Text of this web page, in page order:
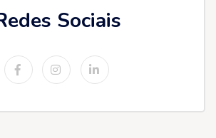
Sociais